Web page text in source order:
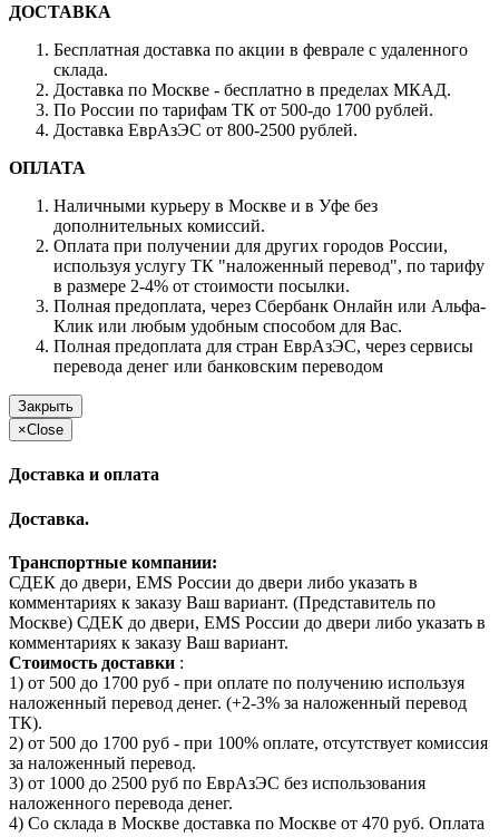
ДОСТАВКА
Бесплатная доставка по акции в феврале с удаленного
склада.
Доставка по Москве - бесплатно в пределах МКАД.
По России по тарифам ТК от 500-до 1700 рублей.
Доставка ЕврАзЭС от 800-2500 рублей.
ОПЛАТА
Наличными курьеру в Москве и в Уфе без
дополнительных комиссий.
Оплата при получении для других городов России,
используя услугу ТК "наложенный перевод", по тарифу
в размере 2-4% от стоимости посылки.
Полная предоплата, через Сбербанк Онлайн или Альфа-
Клик или любым удобным способом для Вас.
Полная предоплата для стран ЕврАзЭС, через сервисы
перевода денег или банковским переводом
Закрыть
×Close
Доставка и оплата
Доставка.
Транспортные компании:
СДЕК до двери, EMS России до двери либо указать в
комментариях к заказу Ваш вариант. (Представитель по
Москве) СДЕК до двери, EMS России до двери либо указать в
комментариях к заказу Ваш вариант.
Стоимость доставки :
1) от 500 до 1700 руб - при оплате по получению используя
наложенный перевод денег. (+2-3% за наложенный перевод
ТК).
2) от 500 до 1700 руб - при 100% оплате, отсутствует комиссия
за наложенный перевод.
3) от 1000 до 2500 руб по ЕврАзЭС без использования
наложенного перевода денег.
4) Со склада в Москве доставка по Москве от 470 руб. Оплата